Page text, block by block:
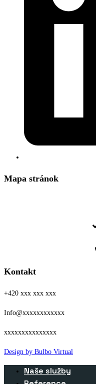
Mapa stránok
Kontakt
+420 xxx xxx xxx
Info@xxxxxxxxxxxx
xxxxxxxxxxxxxxx
Design by Bulbo Virtual
Naše služby